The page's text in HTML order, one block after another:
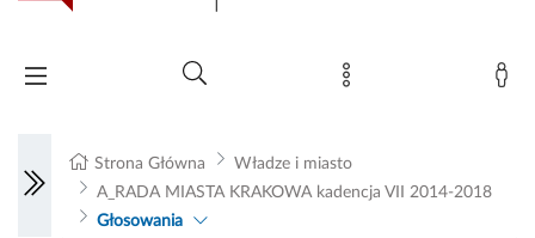
Strona Główna
Władze i miasto
A_RADA MIASTA KRAKOWA kadencja VII 2014-2018
Głosowania